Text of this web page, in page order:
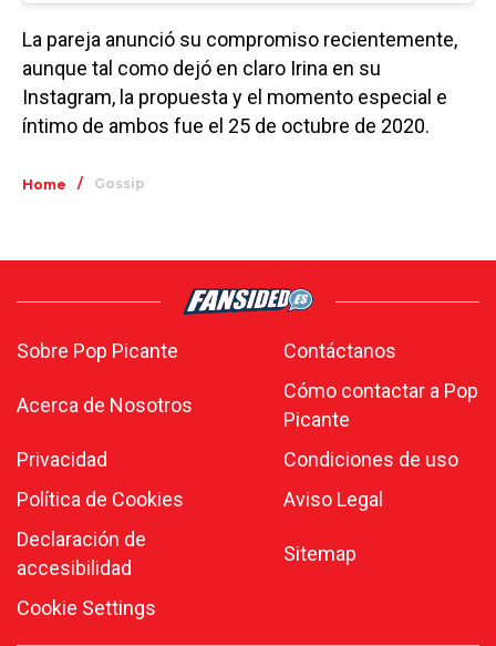
La pareja anunció su compromiso recientemente,
aunque tal como dejó en claro Irina en su
Instagram, la propuesta y el momento especial e
íntimo de ambos fue el 25 de octubre de 2020.
Home / Gossip
Sobre Pop Picante Contáctanos
Acerca de Nosotros
Cómo contactar a Pop
Picante
Privacidad
Condiciones de uso
Política de Cookies
Aviso Legal
Declaración de
accesibilidad
Sitemap
Cookie Settings